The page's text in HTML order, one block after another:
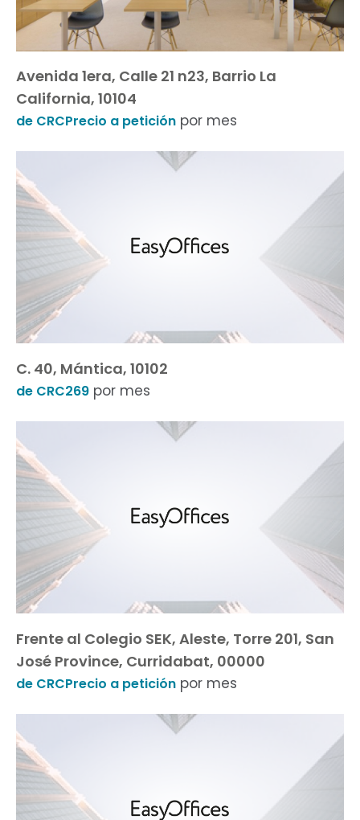
Avenida 1era, Calle 21 n23, Barrio La
California, 10104
de CRCPrecio a petición por mes
C. 40, Mántica, 10102
de CRC269 por mes
Frente al Colegio SEK, Aleste, Torre 201, San
José Province, Curridabat, 00000
de CRCPrecio a petición por mes